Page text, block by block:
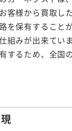
客様から買取し
を保有すること
組みが出来てい
するため、全国